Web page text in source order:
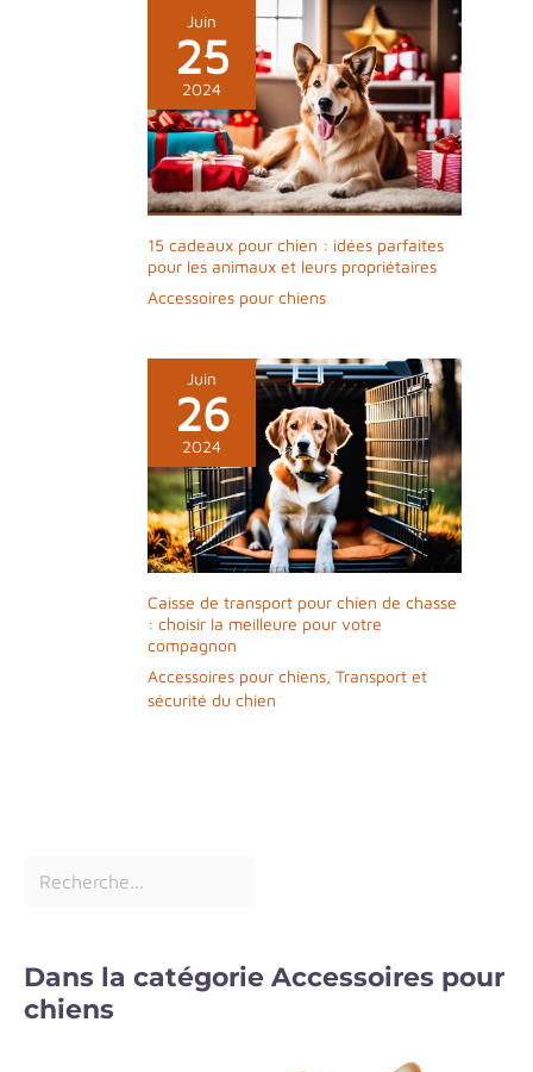
Juin
25
2024
15 cadeaux pour chien : idées parfaites
pour les animaux et leurs propriétaires
Accessoires pour chiens
Juin
26
2024
Caisse de transport pour chien de chasse
: choisir la meilleure pour votre
compagnon
Accessoires pour chiens, Transport et
sécurité du chien
Dans la catégorie Accessoires pour
chiens